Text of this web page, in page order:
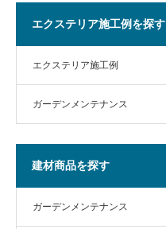
エクステリア施工例を探す
エクステリア施工例
ガーデンメンテナンス
建材商品を探す
ガーデンメンテナンス